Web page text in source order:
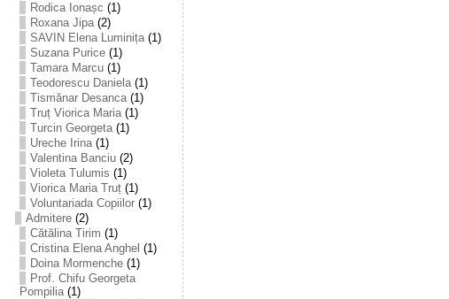
Rodica Ionașc (1)
Roxana Jipa(2)
SAVIN Elena Luminița(1)
Suzana Purice(1)
Tamara Marcu(1)
Teodorescu Daniela(1)
Tismănar Desanca(1)
Truț Viorica Maria(1)
Turcin Georgeta(1)
Ureche Irina(1)
Valentina Banciu(2)
Violeta Tulumis (1)
Viorica Maria Truț(1)
Voluntariada Copiilor(1)
Admitere(2)
Cătălina Tirim (1)
Cristina Elena Anghel (1)
Doina Mormenche(1)
Prof. Chifu Georgeta
Pompilia(1)